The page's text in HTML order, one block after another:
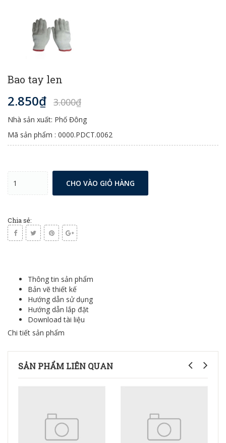
Bao tay len
2.850₫ 3.000₫
Nhà sản xuất: Phố Đông
Mã sản phẩm : 0000.PDCT.0062
CHO VÀO GIỎ HÀNG
Chia sẻ:
Thông tin sản phẩm
Bản vẽ thiết kế
Hướng dẫn sử dụng
Hướng dẫn lắp đặt
Download tài liệu
Chi tiết sản phẩm
SẢN PHẨM LIÊN QUAN